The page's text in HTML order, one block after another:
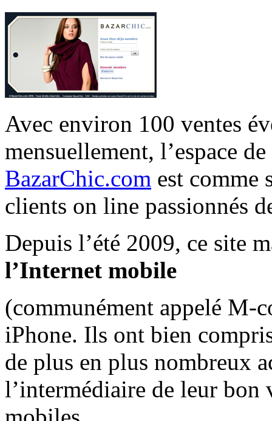
Avec environ 100 ventes
mensuellement, l’espace
BazarChic.com est comme
clients on line passionnés
Depuis l’été 2009, ce site
l’Internet mobile
(communément appelé M-
iPhone. Ils ont bien
de plus en plus nombreux
l’intermédiaire de leur bon